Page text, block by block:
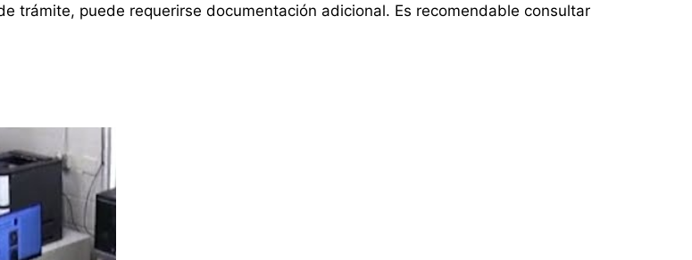
trámite, puede requerirse documentación adicional. Es recomendable consultar